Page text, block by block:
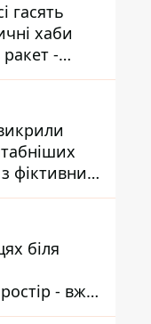
гасять
хаби
ракет -
фіктивним
біля
- вже